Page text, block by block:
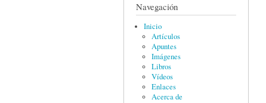
Navegación
Inicio
Artículos
Apuntes
Imágenes
Libros
Vídeos
Enlaces
Acerca de